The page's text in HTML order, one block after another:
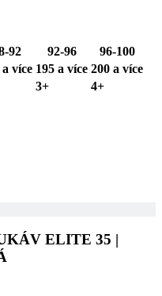
92 92-96
96-100
a více 195 a více 200 a více
3+ 4+
ELITE 35 |